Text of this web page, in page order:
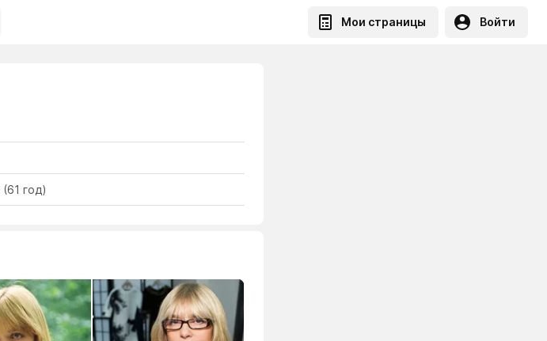
Мои страницы Войти
(61 год)